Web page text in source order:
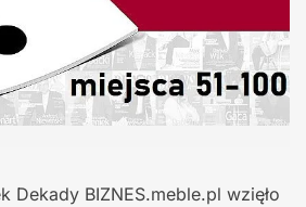
Dekady BIZNES.meble.pl wzięło